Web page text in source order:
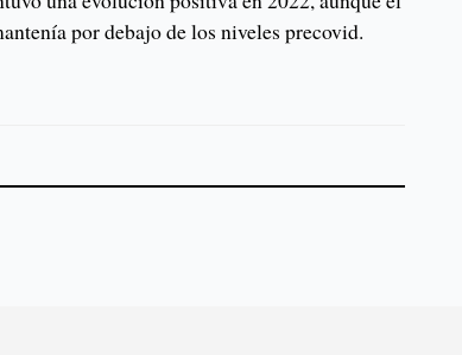
por debajo de los niveles precovid.